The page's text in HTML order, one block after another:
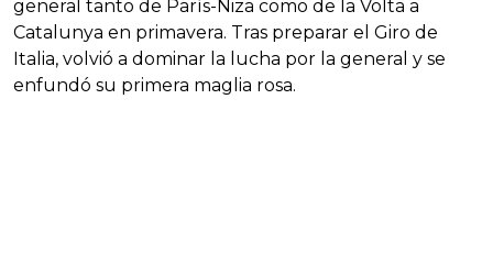
general tanto de París-Niza como de la Volta a
Catalunya en primavera. Tras preparar el Giro de
Italia, volvió a dominar la lucha por la general y se
enfundó su primera maglia rosa.